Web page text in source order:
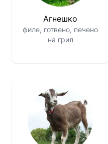
Агнешко
филе, готвено, печено
на грил